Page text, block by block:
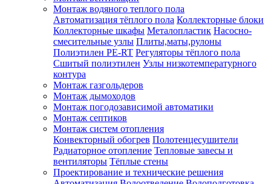
Монтаж водяного теплого пола
Автоматизация тёплого пола Коллекторные блоки
Коллекторные шкафы Металопластик Насосно-
смесительные узлы Плиты,маты,рулоны
Полиэтилен PE-RT Регуляторы тёплого пола
Сшитый полиэтилен Узлы низкотемпературного
контура
Монтаж газгольдеров
Монтаж дымоходов
Монтаж погодозависимой автоматики
Монтаж септиков
Монтаж систем отопления
Конвекторный обогрев Полотенцесушители
Радиаторное отопление Тепловые завесы и
вентиляторы Тёплые стены
Проектирование и технические решения